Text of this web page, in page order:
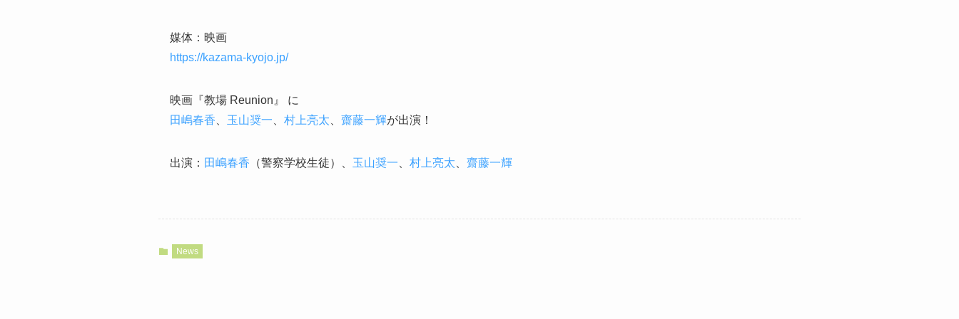
媒体：映画
https://kazama-kyojo.jp/
映画『教場 Reunion』 に
田嶋春香
玉山奨一 村上亮太 齋藤一輝が出演！
出演： 田嶋春香 （警察学校生徒）、 玉山奨一 村上亮太 齋藤一輝
News